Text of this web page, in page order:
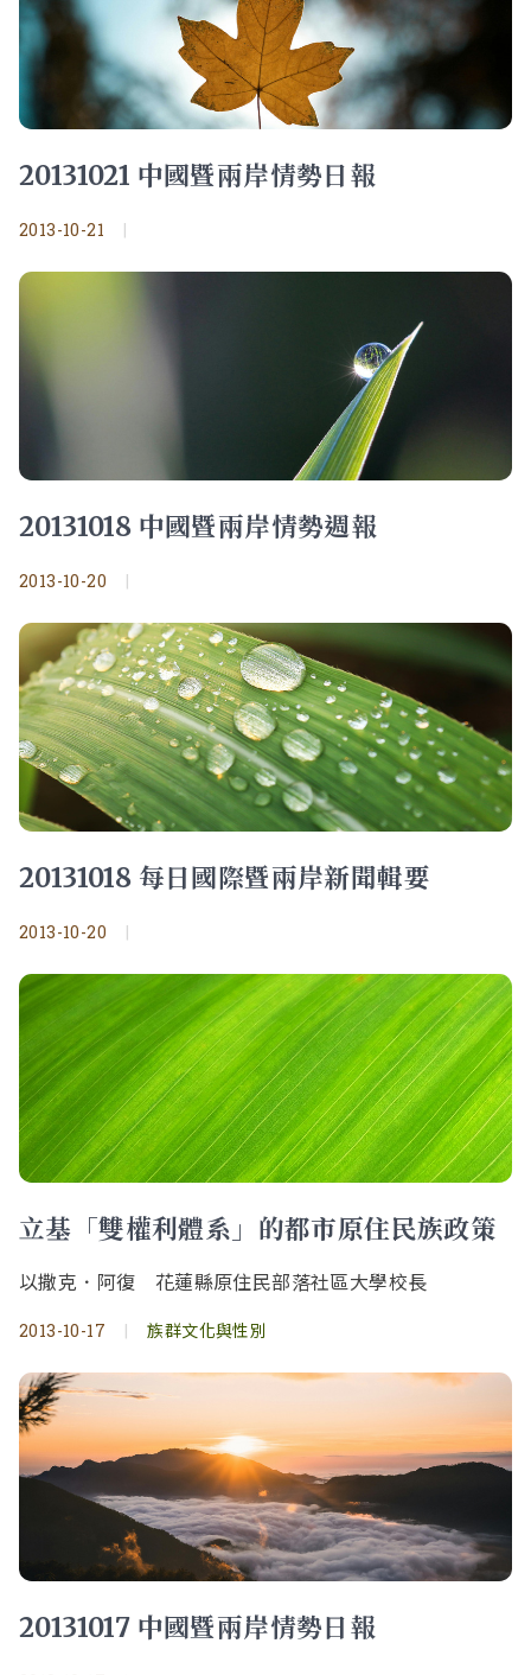
20131021 中國暨兩岸情勢日報
2013-10-21 |
20131018 中國暨兩岸情勢週報
2013-10-20 |
20131018 每日國際暨兩岸新聞輯要
2013-10-20 |
立基「雙權利體系」的都市原住民族政策
以撒克．阿復 花蓮縣原住民部落社區大學校長
2013-10-17 | 族群文化與性別
20131017 中國暨兩岸情勢日報